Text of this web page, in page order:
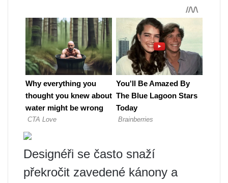
Designéři se často snaží
překročit zavedené kánony a